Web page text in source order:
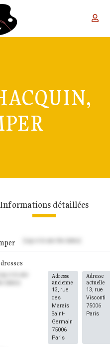
Informations détaillées
Adresse
ancienne
13, rue
des
Marais
Saint-
Germain
75006
Paris
Adresse
actuelle
13, rue
Visconti
75006
Paris